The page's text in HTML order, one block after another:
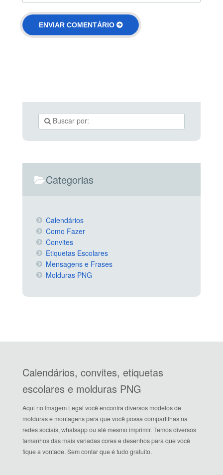
Categorias
Calendários
Como Fazer
Convites
Etiquetas Escolares
Mensagens e Frases
Molduras PNG
Calendários, convites, etiquetas
escolares e molduras PNG
Aqui no Imagem Legal você encontra diversos modelos de
molduras e montagens para que você possa compartilhas na
redes sociais, whatsapp ou até mesmo imprimir. Temos diversos
tamanhos das mais variadas cores e desenhos para que você
fique a vontade. Sem contar que é tudo gratuito.